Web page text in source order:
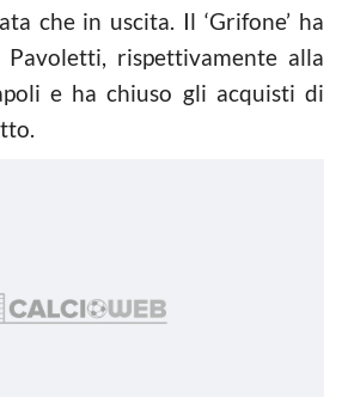
che in uscita. Il ‘Grifone’ ha
rispettivamente alla
e ha chiuso gli acquisti di